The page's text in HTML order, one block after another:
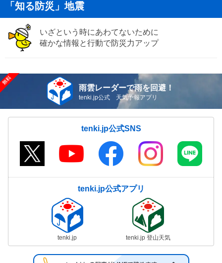
「知る防災」地震
いざという時にあわてないために
確かな情報と行動で防災力アップ
雨雲レーダーで雨を回避！
tenki.jp公式 天気予報アプリ
tenki.jp公式SNS
tenki.jp公式アプリ
tenki.jp tenki.jp 登山天気